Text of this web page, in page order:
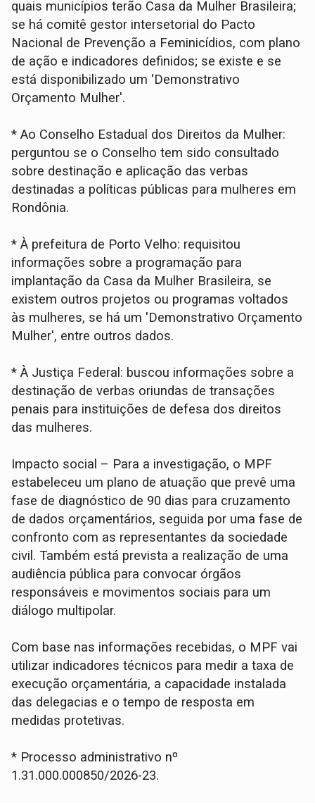
quais municípios terão Casa da Mulher Brasileira;
se há comitê gestor intersetorial do Pacto
Nacional de Prevenção a Feminicídios, com plano
de ação e indicadores definidos; se existe e se
está disponibilizado um 'Demonstrativo
Orçamento Mulher'.
* Ao Conselho Estadual dos Direitos da Mulher:
perguntou se o Conselho tem sido consultado
sobre destinação e aplicação das verbas
destinadas a políticas públicas para mulheres em
Rondônia.
* À prefeitura de Porto Velho: requisitou
informações sobre a programação para
implantação da Casa da Mulher Brasileira, se
existem outros projetos ou programas voltados
às mulheres, se há um 'Demonstrativo Orçamento
Mulher', entre outros dados.
* À Justiça Federal: buscou informações sobre a
destinação de verbas oriundas de transações
penais para instituições de defesa dos direitos
das mulheres.
Impacto social – Para a investigação, o MPF
estabeleceu um plano de atuação que prevê uma
fase de diagnóstico de 90 dias para cruzamento
de dados orçamentários, seguida por uma fase de
confronto com as representantes da sociedade
civil. Também está prevista a realização de uma
audiência pública para convocar órgãos
responsáveis e movimentos sociais para um
diálogo multipolar.
Com base nas informações recebidas, o MPF vai
utilizar indicadores técnicos para medir a taxa de
execução orçamentária, a capacidade instalada
das delegacias e o tempo de resposta em
medidas protetivas.
* Processo administrativo nº
1.31.000.000850/2026-23.